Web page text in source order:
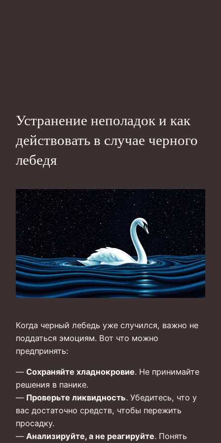
Устранение неполадок и как
действовать в случае черного
лебедя
Когда черный лебедь уже случился, важно не
поддаться эмоциям. Вот что можно
предпринять:
— Сохраняйте хладнокровие. Не принимайте
решения в панике.
— Проверьте ликвидность. Убедитесь, что у
вас достаточно средств, чтобы пережить
просадку.
— Анализируйте, а не реагируйте. Понять